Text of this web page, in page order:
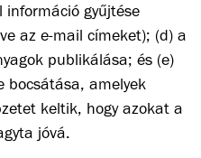
információ gyűjtése
az e-mail címeket); (d) a
publikálása; és (e)
bocsátása, amelyek
keltik, hogy azokat a
jóvá.